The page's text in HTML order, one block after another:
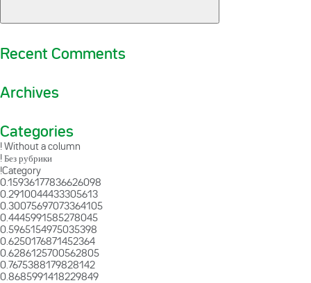
Recent Comments
Archives
Categories
! Without a column
! Без рубрики
!Category
0.15936177836626098
0.2910044433305613
0.30075697073364105
0.4445991585278045
0.5965154975035398
0.6250176871452364
0.6286125700562805
0.7675388179828142
0.8685991418229849